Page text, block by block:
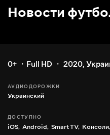
Новости
0+ Full HD 2020,
АУДИОДОРОЖКИ
Украинский
ДОСТУПНО
iOS, Android, Smart TV, Консоли,